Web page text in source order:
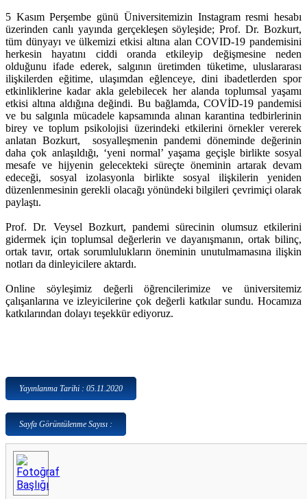
5 Kasım Perşembe günü Üniversitemizin Instagram resmi hesabı
üzerinden canlı yayında gerçekleşen söyleşide; Prof. Dr. Bozkurt,
tüm dünyayı ve ülkemizi etkisi altına alan COVID-19 pandemisini
herkesin hayatını ciddi oranda etkileyip değişmesine neden
olduğunu ifade ederek, salgının üretimden tüketime, uluslararası
ilişkilerden eğitime, ulaşımdan eğlenceye, dini ibadetlerden spor
etkinliklerine kadar akla gelebilecek her alanda toplumsal yaşamı
etkisi altına aldığına değindi. Bu bağlamda, COVİD-19 pandemisi
ve bu salgınla mücadele kapsamında alınan karantina tedbirlerinin
birey ve toplum psikolojisi üzerindeki etkilerini örnekler vererek
anlatan Bozkurt, sosyalleşmenin pandemi döneminde değerinin
daha çok anlaşıldığı, ‘yeni normal’ yaşama geçişle birlikte sosyal
mesafe ve hijyenin gelecekteki süreçte öneminin artarak devam
edeceği, sosyal izolasyonla birlikte sosyal ilişkilerin yeniden
düzenlenmesinin gerekli olacağı yönündeki bilgileri çevrimiçi olarak
paylaştı.
Prof. Dr. Veysel Bozkurt, pandemi sürecinin olumsuz etkilerini
gidermek için toplumsal değerlerin ve dayanışmanın, ortak bilinç,
ortak tavır, ortak sorumlulukların öneminin unutulmamasına ilişkin
notları da dinleyicilere aktardı.
Online söyleşimiz değerli öğrencilerimize ve üniversitemiz
çalışanlarına ve izleyicilerine çok değerli katkılar sundu. Hocamıza
katkılarından dolayı teşekkür ediyoruz.
Yayınlanma Tarihi : 05.11.2020
Sayfa Görüntülenme Sayısı :